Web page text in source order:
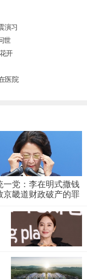
演习
世
开
医院
一党：李在明式撒钱
京畿道财政破产的罪